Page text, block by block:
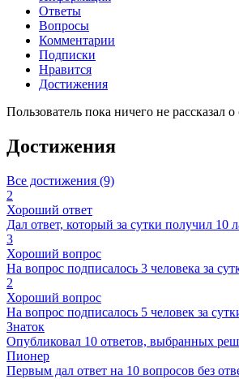
Ответы
Вопросы
Комментарии
Подписки
Нравится
Достижения
Пользователь пока ничего не рассказал о
Достижения
Все достижения (9)
2
Хороший ответ
Дал ответ, который за сутки получил 10
3
Хороший вопрос
На вопрос подписалось 3 человека за
2
Хороший вопрос
На вопрос подписалось 5 человек за
Знаток
Опубликовал 10 ответов, выбранных
Пионер
Первым дал ответ на 10 вопросов без